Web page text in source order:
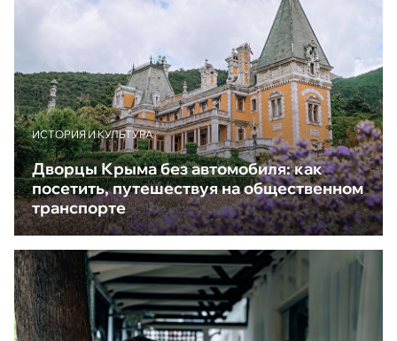
ИСТОРИЯ И КУЛЬТУРА
Дворцы Крыма без автомобиля: как
посетить, путешествуя на общественном
транспорте